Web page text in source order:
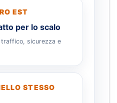
EST
per lo scalo
traffico, sicurezza e
STESSO